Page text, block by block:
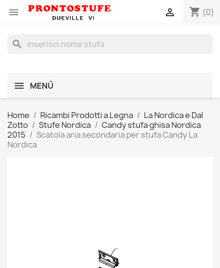
 shopping_cart (0)

search
MENÙ
Home Ricambi Prodotti a Legna
La Nordica e Dal
Zotto
Stufe Nordica
Candy stufa ghisa Nordica
2015
Scatola aria secondaria per stufa Candy La
Nordica